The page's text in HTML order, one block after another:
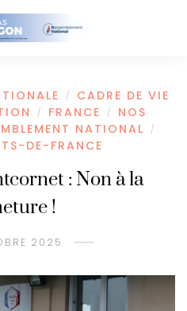
/ CADRE DE VIE
/ FRANCE /
NOS
NATIONAL /
DE-FRANCE
: Non à la
!
2025